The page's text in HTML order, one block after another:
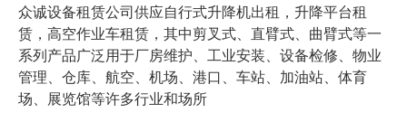
众诚设备租赁公司供应自行式升降机出租，升降平台租
赁，高空作业车租赁，其中剪叉式、直臂式、曲臂式等一
系列产品广泛用于厂房维护、工业安装、设备检修、物业
管理、仓库、航空、机场、港口、车站、加油站、体育
场、展览馆等许多行业和场所